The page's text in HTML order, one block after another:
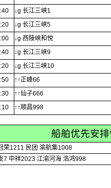
↓g 长江三峡1
↓g 长江三峡5
↓g 西陵峡和悦
↓g 长江三峡9
↓g 长江三峡10
↑↑正峰66
↑↑仙子666
↑↑顺昌998
船舶优先安
荣1211 民团 渝航集1008
7 中祥2023 江渝河海 浩鸿998